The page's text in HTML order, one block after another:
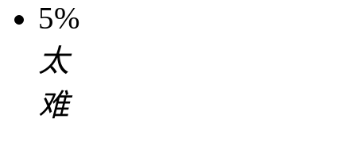
5%
太
难